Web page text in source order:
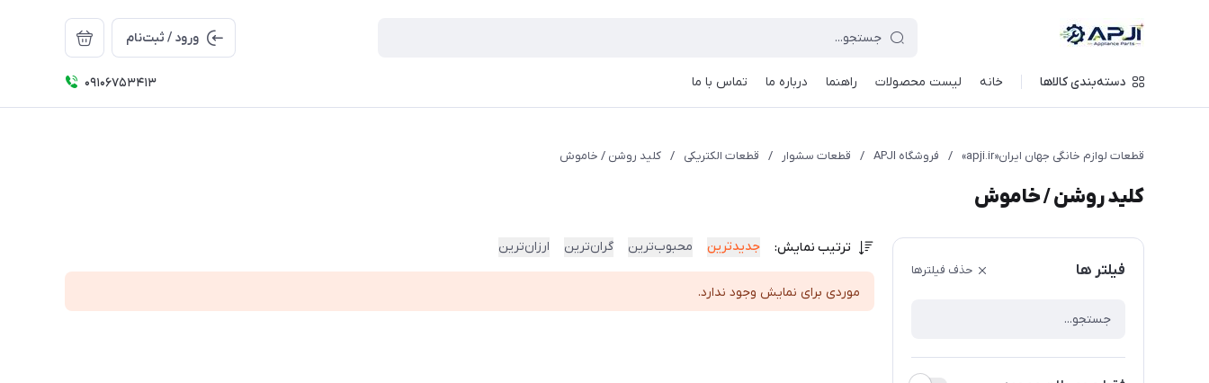
ورود / ثبت‌نام
دسته‌بندی کالاها خانه لیست محصولات راهنما درباره ما تماس با ما 09106753413
قطعات لوازم خانگی جهان ایران«apji.ir» / فروشگاه APJI / قطعات سشوار / قطعات الکتریکی / کلید روشن / خاموش
کلید روشن / خاموش
فیلتر ها حذف فیلترها
ترتیب نمایش: جدیدترین محبوب‌ترین گران‌ترین ارزان‌ترین
موردی برای نمایش وجود ندارد.